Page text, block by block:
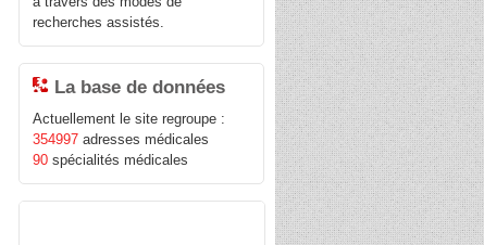
recherches assistés.
La base de données
Actuellement le site regroupe :
354997 adresses médicales
90 spécialités médicales